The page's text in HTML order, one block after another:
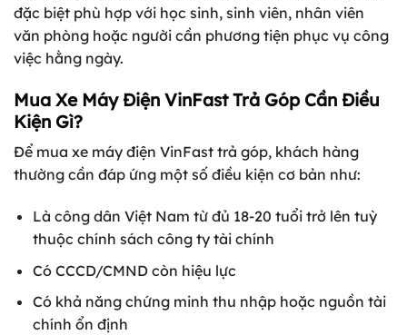
đặc biệt phù hợp với học sinh, sinh viên, nhân viên
văn phòng hoặc người cần phương tiện phục vụ công
việc hằng ngày.
Mua Xe Máy Điện VinFast Trả Góp Cần Điều
Kiện Gì?
Để mua xe máy điện VinFast trả góp, khách hàng
thường cần đáp ứng một số điều kiện cơ bản như:
Là công dân Việt Nam từ đủ 18-20 tuổi trở lên tuỳ
thuộc chính sách công ty tài chính
Có CCCD/CMND còn hiệu lực
Có khả năng chứng minh thu nhập hoặc nguồn tài
chính ổn định